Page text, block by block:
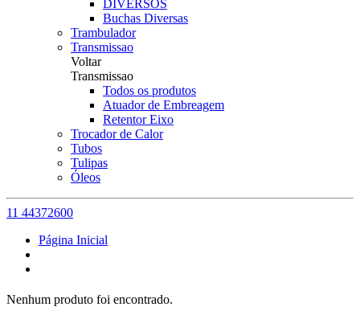
DIVERSOS
Buchas Diversas
Trambulador
Transmissao
Voltar
Transmissao
Todos os produtos
Atuador de Embreagem
Retentor Eixo
Trocador de Calor
Tubos
Tulipas
Óleos
11 44372600
Página Inicial
Nenhum produto foi encontrado.